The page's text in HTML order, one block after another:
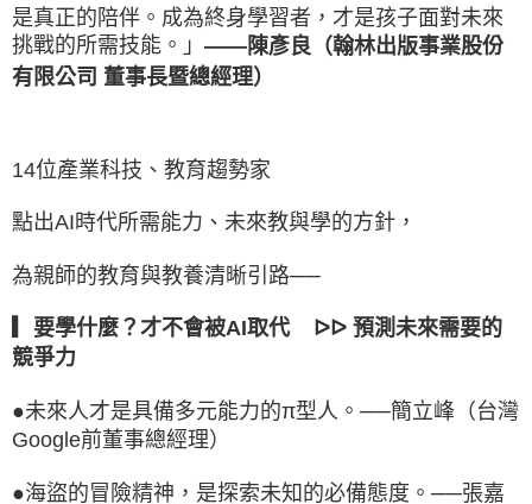
是真正的陪伴。成為終身學習者，才是孩子面對未來
挑戰的所需技能。」 ——陳彥良（翰林出版事業股份
有限公司 董事長暨總經理）
14位產業科技、教育趨勢家
點出AI時代所需能力、未來教與學的方針，
為親師的教育與教養清晰引路──
▎要學什麼？才不會被AI取代 ᐅᐅ 預測未來需要的
競爭力
●未來人才是具備多元能力的π型人。──簡立峰（台灣
Google前董事總經理）
●海盜的冒險精神，是探索未知的必備態度。──張嘉